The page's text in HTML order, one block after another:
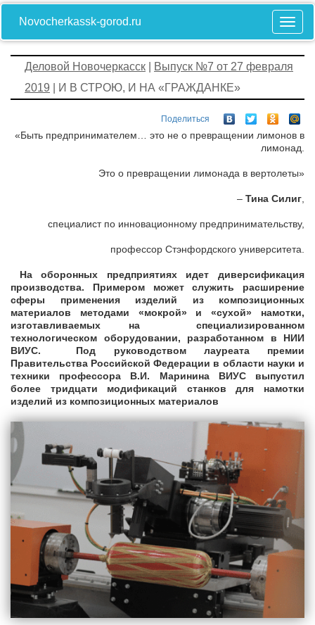
Novocherkassk-gorod.ru
Деловой Новочеркасск
Выпуск №7 от 27 февраля
2019 | И В СТРОЮ, И НА «ГРАЖДАНКЕ»
Поделиться
«Быть предпринимателем… это не о превращении лимонов в
лимонад.
Это о превращении лимонада в вертолеты»
– Тина Силиг,
специалист по инновационному предпринимательству,
профессор Стэнфордского университета.
На оборонных предприятиях идет диверсификация
производства. Примером может служить расширение
сферы применения изделий из композиционных
материалов методами «мокрой» и «сухой» намотки,
изготавливаемых на специализированном
технологическом оборудовании, разработанном в НИИ
ВИУС. Под руководством лауреата премии
Правительства Российской Федерации в области науки и
техники профессора В.И. Маринина ВИУС выпустил
более тридцати модификаций станков для намотки
изделий из композиционных материалов